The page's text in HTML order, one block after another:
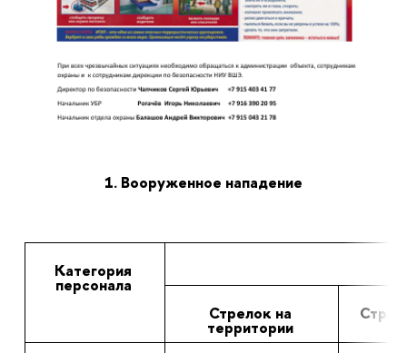
1. Вооруженное нападение
Категория
персонала
Стрелок на
территории